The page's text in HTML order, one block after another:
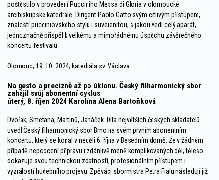
poštěstilo v provedení Pucciniho Messa di Gloria v olomoucké
arcibiskupské katedrále. Dirigent Paolo Gatto svým citlivým přístupem,
znalostí pucciniovského stylu i suverenitou, s jakou vedl celý aparát,
jednoznačně přispěl k velkému a mimořádnému úspěchu závěrečného
koncertu festivalu.
Olomouc, 19. 10. 2024, katedrála sv. Václava
Na gesto a precizně až po úklonu. Český filharmonický sbor
zahájil svůj abonentní cyklus
úterý, 8. říjen 2024 Karolína Alena Bartoňková
Dvořák, Smetana, Martinů, Janáček. Díla největších českých skladatelů
uvedl Český filharmonický sbor Brno na svém prvním abonentním
koncertu, který se konal v neděli 6. října v Besedním domě. Že v žádném
případě nepodcení přípravu i zdánlivě méně komplikovaných děl, těleso
dokazuje svou technickou zdatností, profesionálním přístupem i
vyzrálostí hudebního projevu. Zpěváci sbormistra Petra Fialu následují již